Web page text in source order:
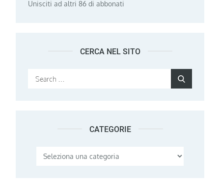
Unisciti ad altri 86 di abbonati
CERCA NEL SITO
Search
CATEGORIE
Categorie